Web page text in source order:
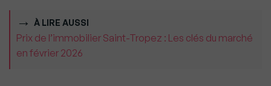
À LIRE AUSSI
Prix de l’immobilier Saint-Tropez : Les clés du marché
en février 2026